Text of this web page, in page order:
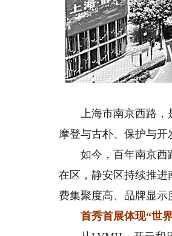
上海市南京西路，是
摩登与古朴、保护与开
如今，百年南京西路
在区，静安区持续推
费集聚度高、品牌显示
首秀首展体现“世